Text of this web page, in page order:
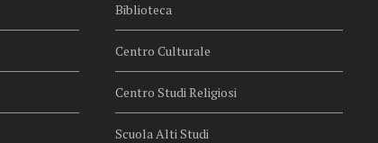
Biblioteca
Centro Culturale
Centro Studi Religiosi
Scuola Alti Studi